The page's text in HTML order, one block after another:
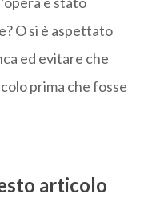
O si è aspettato
ed evitare che
prima che fosse
articolo